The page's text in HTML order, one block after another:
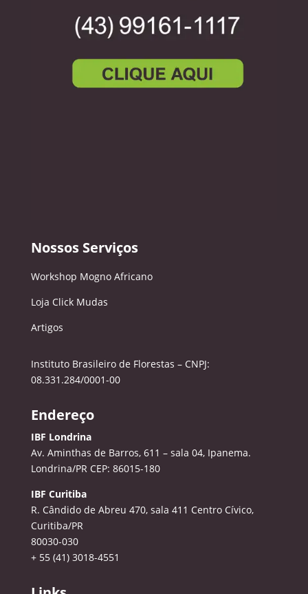
Nossos Serviços
Workshop Mogno Africano
Loja Click Mudas
Artigos
Instituto Brasileiro de Florestas – CNPJ:
08.331.284/0001-00
Endereço
IBF Londrina
Av. Aminthas de Barros, 611 – sala 04, Ipanema.
Londrina/PR CEP: 86015-180
IBF Curitiba
R. Cândido de Abreu 470, sala 411 Centro Cívico,
Curitiba/PR
80030-030
+ 55 (41) 3018-4551